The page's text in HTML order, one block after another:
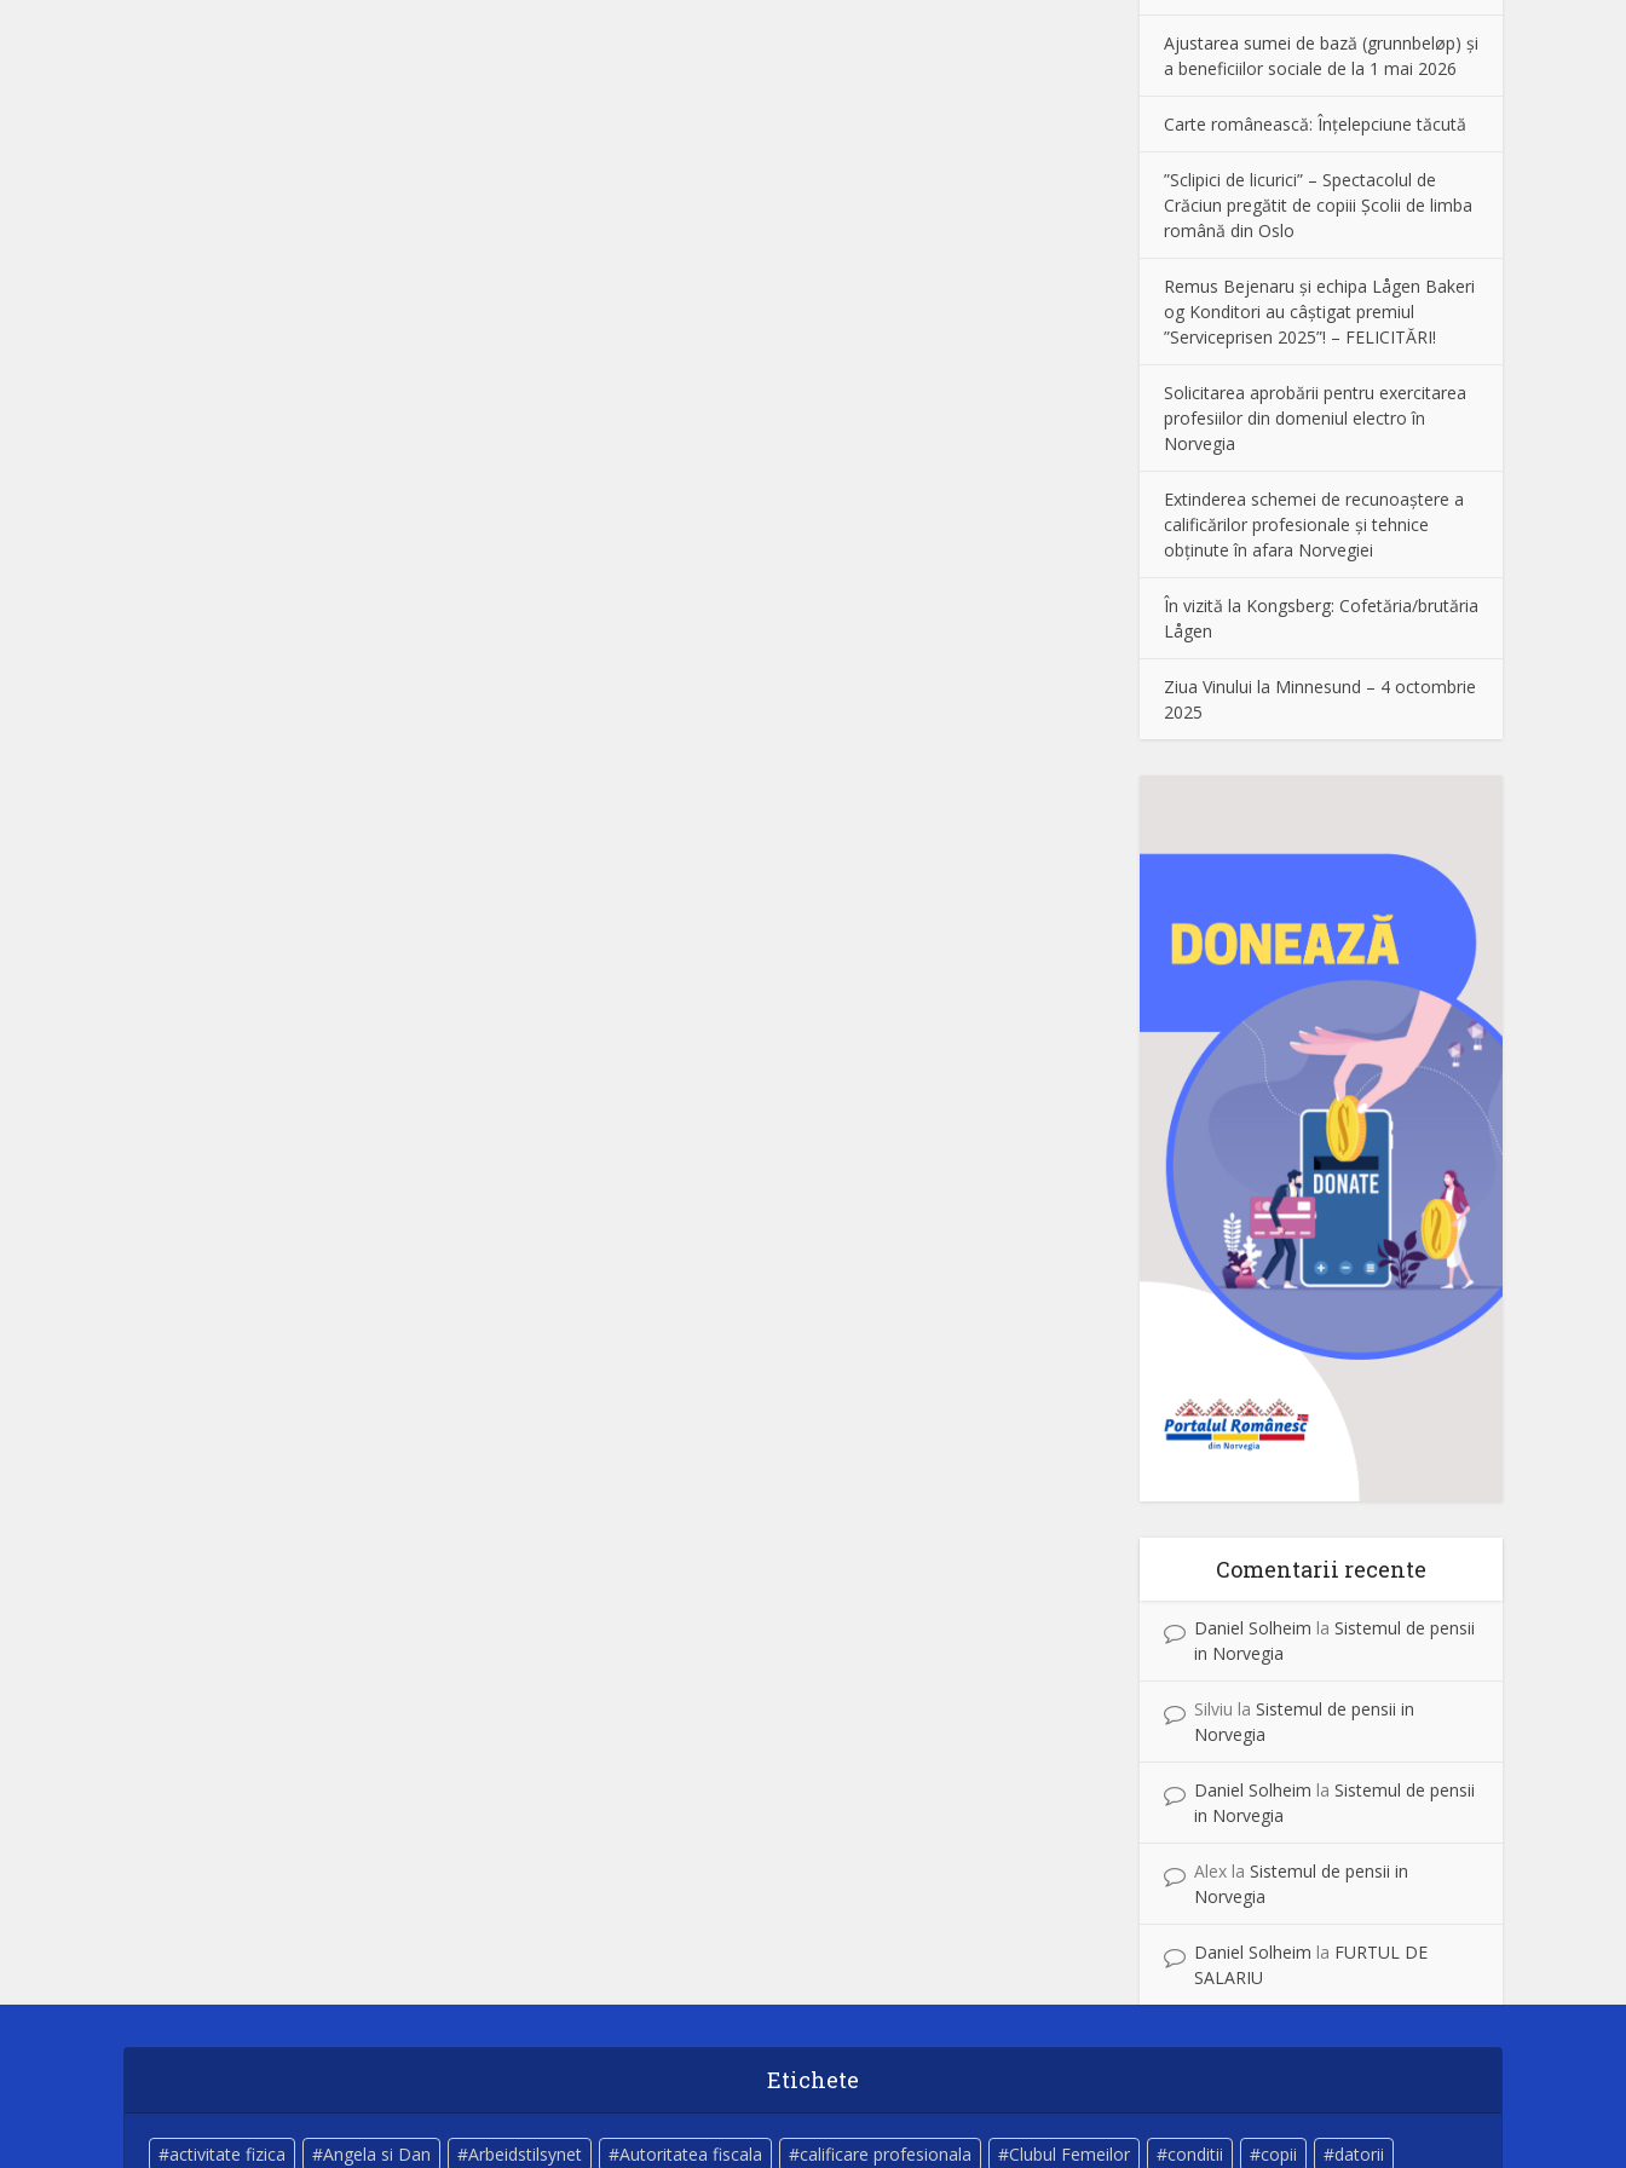
Ajustarea sumei de bază (grunnbeløp) și
a beneficiilor sociale de la 1 mai 2026
Carte românească: Înțelepciune tăcută
”Sclipici de licurici” – Spectacolul de
Crăciun pregătit de copiii Școlii de limba
română din Oslo
Remus Bejenaru și echipa Lågen Bakeri
og Konditori au câștigat premiul
”Serviceprisen 2025”! – FELICITĂRI!
Solicitarea aprobării pentru exercitarea
profesiilor din domeniul electro în
Norvegia
Extinderea schemei de recunoaștere a
calificărilor profesionale și tehnice
obținute în afara Norvegiei
În vizită la Kongsberg: Cofetăria/brutăria
Lågen
Ziua Vinului la Minnesund – 4 octombrie
2025
Comentarii recente
Daniel Solheim la Sistemul de pensii
in Norvegia
Silviu la Sistemul de pensii in
Norvegia
Daniel Solheim la Sistemul de pensii
in Norvegia
Alex la Sistemul de pensii in
Norvegia
Daniel Solheim la FURTUL DE
SALARIU
Etichete
activitate fizica Angela si Dan Arbeidstilsynet Autoritatea fiscala calificare profesionala Clubul Femeilor conditii copii datorii